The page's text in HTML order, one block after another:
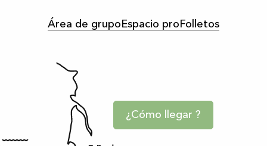
Área de grupo Espacio pro Folletos
¿Cómo llegar ?